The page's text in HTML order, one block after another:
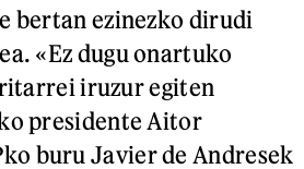
bertan ezinezko dirudi
«Ez dugu onartuko
iruzur egiten
presidente Aitor
buru Javier de Andresek